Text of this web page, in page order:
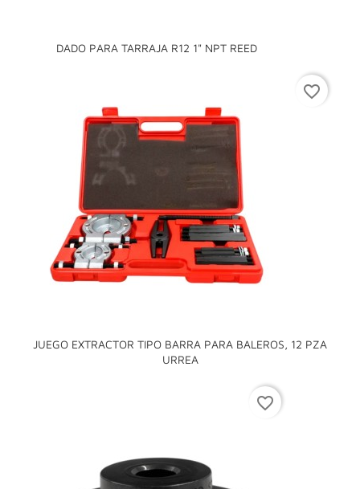
DADO PARA TARRAJA R12 1" NPT REED
JUEGO EXTRACTOR TIPO BARRA PARA BALEROS, 12 PZA
URREA
favorite_border
favorite_border